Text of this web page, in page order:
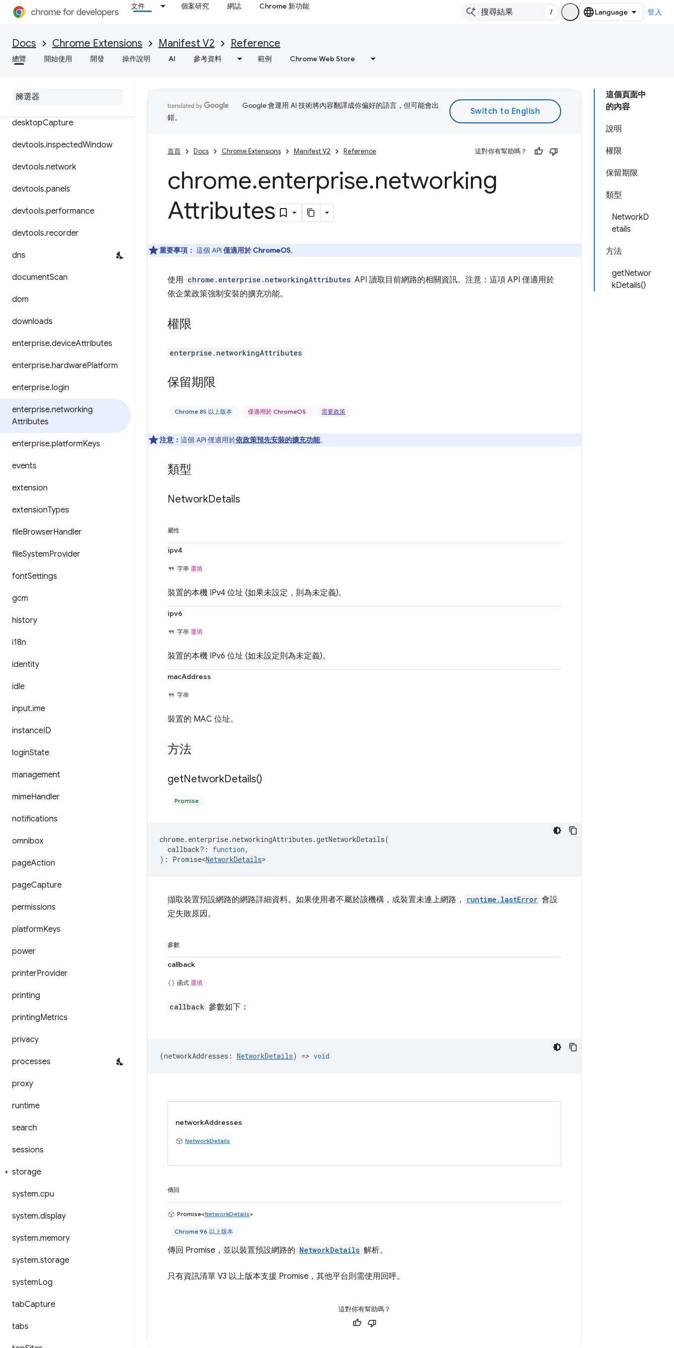
文件 個案研究 網誌 Chrome 新功能
/ 登入
Docs Chrome Extensions Manifest V2 Reference
總覽 開始使用 開發 操作說明 AI 參考資料 範例 Chrome Web Store
cookies
declarativeContent
declarative
desktopCapture
devtools.inspectedWindow
devtools.network
devtools.panels
devtools.performance
devtools.recorder
dns
documentScan
dom
downloads
enterprise.deviceAttributes
enterprise.hardwarePlatform
enterprise.login
enterprise.networking
Attributes
enterprise.platformKeys
events
extension
extensionTypes
fileBrowserHandler
fileSystemProvider
fontSettings
gcm
history
i18n
identity
idle
input.ime
instanceID
loginState
management
mimeHandler
notifications
omnibox
pageAction
pageCapture
permissions
platformKeys
power
printerProvider
printing
printingMetrics
privacy
processes
proxy
runtime
search
sessions
storage
system.cpu
system.display
system.memory
system.storage
systemLog
tabCapture
tabs
這個頁面中
的內容
說明
權限
保留期限
類型
NetworkD
etails
方法
getNetwor
kDetails()
Google 會運用 AI 技術將內容翻譯成你偏好的語言，但可能會出
錯。
首頁 Docs Chrome Extensions Manifest V2 Reference 這對你有幫助嗎？
chrome.enterprise.networking
Attributes
重要事項： 這個 API 僅適用於 ChromeOS。
使用 chrome.enterprise.networkingAttributes API 讀取目前網路的相關資訊。注意：這項 API 僅適用於
依企業政策強制安裝的擴充功能。
權限
enterprise.networkingAttributes
保留期限
Chrome 85 以上版本 僅適用於 ChromeOS 需要政策
注意： 這個 API 僅適用於依政策預先安裝的擴充功能。
類型
NetworkDetails
屬性
ipv4
字串 選填
裝置的本機 IPv4 位址 (如果未設定，則為未定義)。
ipv6
字串 選填
裝置的本機 IPv6 位址 (如未設定則為未定義)。
macAddress
字串
裝置的 MAC 位址。
方法
getNetworkDetails()
Promise
chrome. enterprise.networkingAttributes .getNetworkDetails(
callback? : function,
) : Promise<NetworkDetails>
擷取裝置預設網路的網路詳細資料。如果使用者不屬於該機構，或裝置未連上網路， runtime.lastError 會設
定失敗原因。
參數
callback
函式 選填
callback 參數如下：
(networkAddresses : NetworkDetails) => void
networkAddresses
NetworkDetails
傳回
Promise<NetworkDetails>
Chrome 96 以上版本
傳回 Promise，並以裝置預設網路的 NetworkDetails 解析。
只有資訊清單 V3 以上版本支援 Promise，其他平台則需使用回呼。
這對你有幫助嗎？